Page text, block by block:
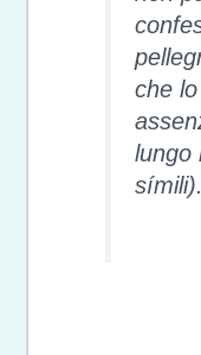
che
lungo
símili).